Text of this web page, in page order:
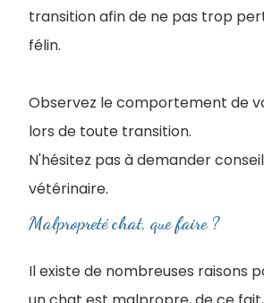
transition afin de ne pas trop
félin.
Observez le comportement de
lors de toute transition.
N'hésitez pas à demander
vétérinaire.
Malpropreté chat, que faire ?
Il existe de nombreuses raisons